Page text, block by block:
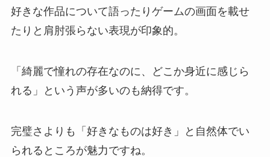
好きな作品について語ったりゲームの画面を載せ
たりと肩肘張らない表現が印象的。
「綺麗で憧れの存在なのに、どこか身近に感じら
れる」という声が多いのも納得です。
完璧さよりも「好きなものは好き」と自然体でい
られるところが魅力ですね。